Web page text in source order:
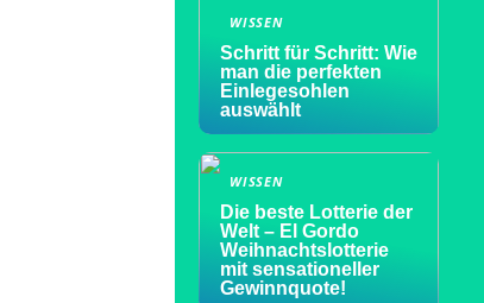
WISSEN
Schritt für Schritt: Wie
man die perfekten
Einlegesohlen
auswählt
WISSEN
Die beste Lotterie der
Welt – El Gordo
Weihnachtslotterie
mit sensationeller
Gewinnquote!